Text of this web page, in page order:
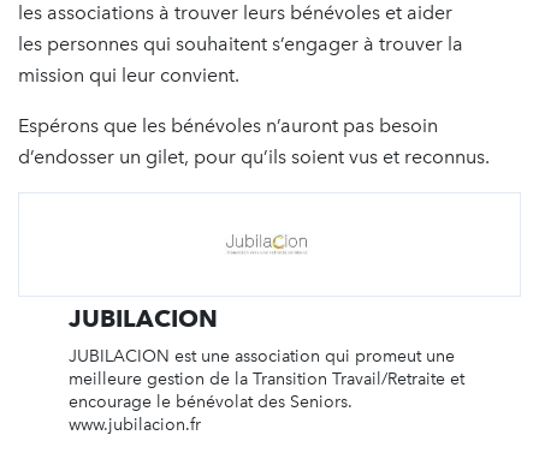
les associations à trouver leurs bénévoles et aider
les personnes qui souhaitent s’engager à trouver la
mission qui leur convient.
Espérons que les bénévoles n’auront pas besoin
d’endosser un gilet, pour qu’ils soient vus et reconnus.
JUBILACION
JUBILACION est une association qui promeut une
meilleure gestion de la Transition Travail/Retraite et
encourage le bénévolat des Seniors.
www.jubilacion.fr